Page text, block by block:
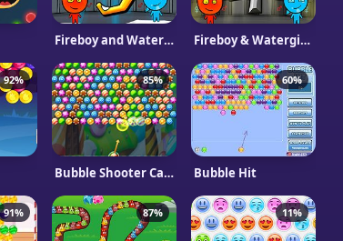
Fireboy and Watergirl 3 in The Ice Temple Fireboy & Watergirl 4: Crystal Tempel
92% 85%
Bubble Shooter Candy
60%
Bubble Hit
91% 87% 11%